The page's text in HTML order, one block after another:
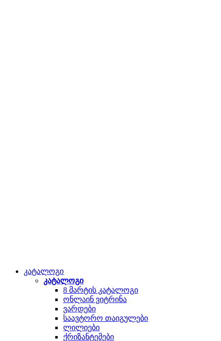
კატალოგი
კატალოგი
8 მარტის კატალოგი
ონლაინ ვიტრინა
ვარდები
საავტორო თაიგულები
ლილიები
ქრიზანტემები